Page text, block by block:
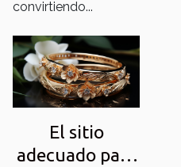
convirtiendo...
El sitio
adecuado para